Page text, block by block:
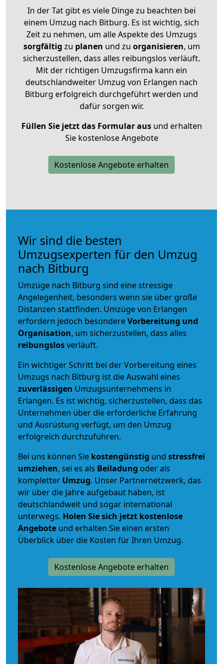
In der Tat gibt es viele Dinge zu beachten bei
einem Umzug nach Bitburg. Es ist wichtig, sich
Zeit zu nehmen, um alle Aspekte des Umzugs
sorgfältig zu planen und zu organisieren, um
sicherzustellen, dass alles reibungslos verläuft.
Mit der richtigen Umzugsfirma kann ein
deutschlandweiter Umzug von Erlangen nach
Bitburg erfolgreich durchgeführt werden und
dafür sorgen wir.
Füllen Sie jetzt das Formular ausund erhalten
Sie kostenlose Angebote
Kostenlose Angebote erhalten
Wir sind die besten
Umzugsexperten für den Umzug
nach Bitburg
Umzüge nach Bitburg sind eine stressige
Angelegenheit, besonders wenn sie über große
Distanzen stattfinden. Umzüge von Erlangen
erfordern jedoch besondereVorbereitung und
Organisation, um sicherzustellen, dass alles
reibungslosverläuft.
Ein wichtiger Schritt bei der Vorbereitung eines
Umzugs nach Bitburg ist die Auswahl eines
zuverlässigen Umzugsunternehmens in
Erlangen. Es ist wichtig, sicherzustellen, dass das
Unternehmen über die erforderliche Erfahrung
und Ausrüstung verfügt, um den Umzug
erfolgreich durchzuführen.
Bei uns können Sie kostengünstig und stressfrei
umziehen, sei es als Beiladung oder als
kompletter Umzug. Unser Partnernetzwerk, das
wir über die Jahre aufgebaut haben, ist
deutschlandweit und sogar international
unterwegs. Holen Sie sich jetzt kostenlose
Angebote und erhalten Sie einen ersten
Überblick über die Kosten für Ihren Umzug.
Kostenlose Angebote erhalten